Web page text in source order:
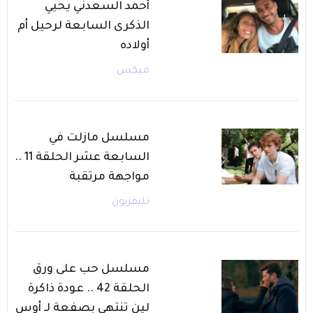
أحمد السعدني يحيي
الذكرى السابعة لرحيل أم
أولاده
ميكس
مسلسل مازلت في
السابعة عشر الحلقة 11 ..
مواجهة مرتقبة
تليفزيون
مسلسل حب على ورق
الحلقة 42 .. عودة ذاكرة
لين تنتهي بصفعة لـ أوس